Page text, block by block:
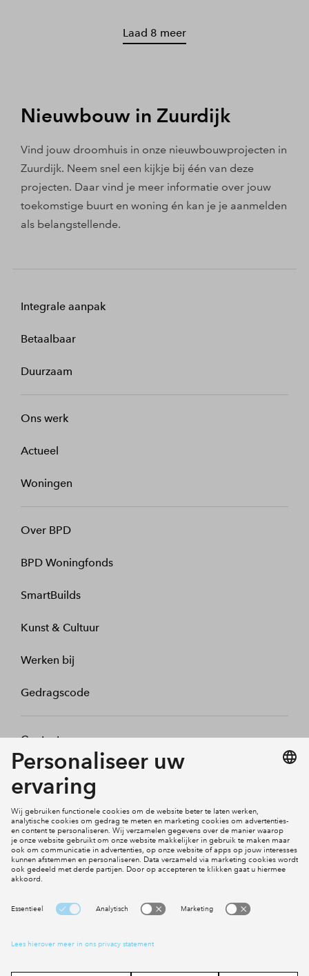
Laad 8 meer
Nieuwbouw in Zuurdijk
Vind jouw droomhuis in onze nieuwbouwprojecten in
Zuurdijk. Neem snel een kijkje bij één van deze
projecten. Daar vind je meer informatie over jouw
toekomstige buurt en woning én kan je je aanmelden
als belangstellende.
Integrale aanpak
Betaalbaar
Duurzaam
Ons werk
Actueel
Woningen
Over BPD
BPD Woningfonds
SmartBuilds
Kunst & Cultuur
Werken bij
Gedragscode
Contact
Mijn profiel
Social Media
Cookies